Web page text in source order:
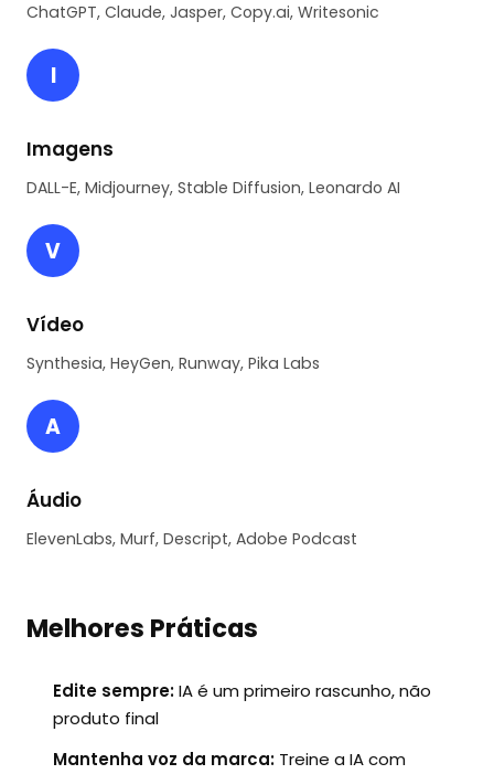
ChatGPT, Claude, Jasper, Copy.ai, Writesonic
I
Imagens
DALL-E, Midjourney, Stable Diffusion, Leonardo AI
V
Vídeo
Synthesia, HeyGen, Runway, Pika Labs
A
Áudio
ElevenLabs, Murf, Descript, Adobe Podcast
Melhores Práticas
Edite sempre:IA é um primeiro rascunho, não
produto final
Mantenha voz da marca: Treine a IA com